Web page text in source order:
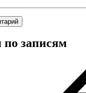
записям